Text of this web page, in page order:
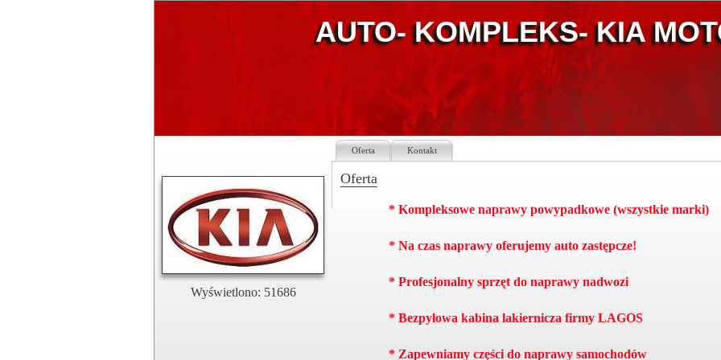
AUTO- KOMPLEKS- KIA
Wyświetlono: 51686
Oferta Kontakt
Oferta
* Kompleksowe naprawy powypadkowe (wszystkie marki)
* Na czas naprawy oferujemy auto zastępcze!
* Profesjonalny sprzęt do naprawy nadwozi
* Bezpyłowa kabina lakiernicza firmy LAGOS
* Zapewniamy części do naprawy samochodów